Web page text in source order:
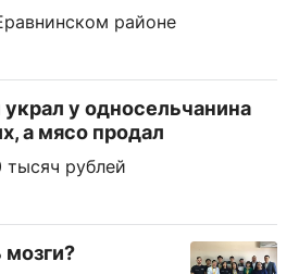
районе
у односельчанина
а мясо продал
рублей
мозги?